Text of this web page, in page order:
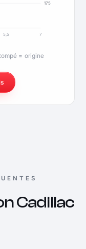
175
5,5
7
= origine
Cadillac